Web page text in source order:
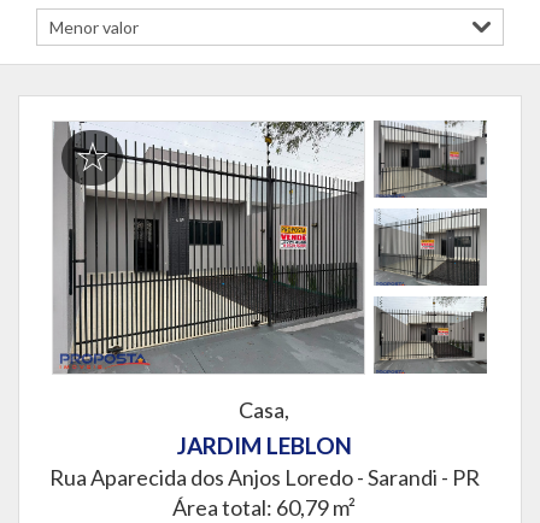
Casa,
JARDIM LEBLON
Rua Aparecida dos Anjos Loredo -Sarandi - PR
Área total: 60,79 m²